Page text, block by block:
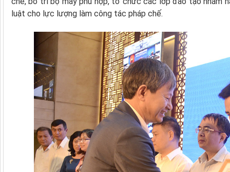
luật cho lực lượng làm công tác pháp chế.